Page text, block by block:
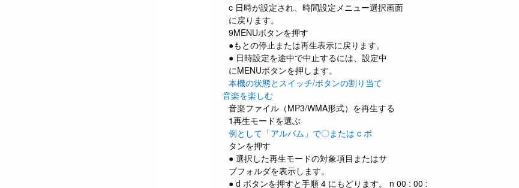
c 日時が設定され、時間設定メニュー選択画面
に戻ります。
9MENUボタンを押す
●もとの停止または再生表示に戻ります。
● 日時設定を途中で中止するには、設定中
にMENUボタンを押します。
本機の状態とスイッチ/ボタンの割り当て
音楽を楽しむ
音楽ファイル（MP3/WMA形式）を再生する
1再生モードを選ぶ
例として「アルバム」で〇または c ボ
タンを押す
● 選択した再生モードの対象項目またはサ
ブフォルダを表示します。
● d ボタンを押すと手順 4 にもどります。 n 00 : 00 :